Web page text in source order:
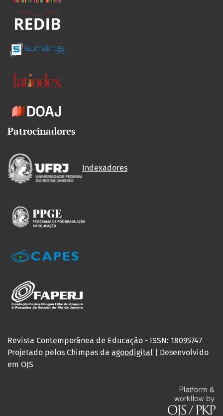
Patrocinadores
Indexadores
Revista Contemporânea de Educação - ISSN: 18095747
Projetado pelos Chimpas da agoodigital | Desenvolvido
em OJS